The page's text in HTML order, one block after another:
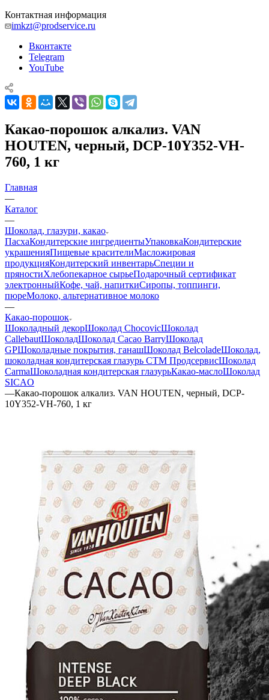
Контактная информация
imkzt@prodservice.ru
Вконтакте
Telegram
YouTube
Какао-порошок алкализ. VAN
HOUTEN, черный, DCP-10Y352-VH-
760, 1 кг
Главная
—
Каталог
—
Шоколад, глазури, какао
ПасхаКондитерские ингредиентыУпаковкаКондитерские
украшенияПищевые красителиМасложировая
продукцияКондитерский инвентарьСпеции и
пряностиХлебопекарное сырьеПодарочный сертификат
электронныйКофе, чай, напиткиСиропы, топпинги,
пюреМолоко, альтернативное молоко
—
Какао-порошок
Шоколадный декорШоколад ChocovicШоколад
CallebautШоколадШоколад Cacao BarryШоколад
GPШоколадные покрытия, ганашШоколад BelcoladeШоколад,
шоколадная кондитерская глазурь СТМ ПродсервисШоколад
CarmaШоколадная кондитерская глазурьКакао-маслоШоколад
SICAO
—Какао-порошок алкализ. VAN HOUTEN, черный, DCP-
10Y352-VH-760, 1 кг